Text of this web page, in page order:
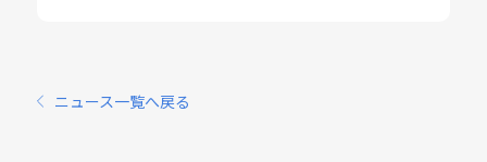
ニュース一覧へ戻る